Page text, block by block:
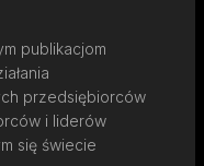
publikacjom
przedsiębiorców
i liderów
się świecie